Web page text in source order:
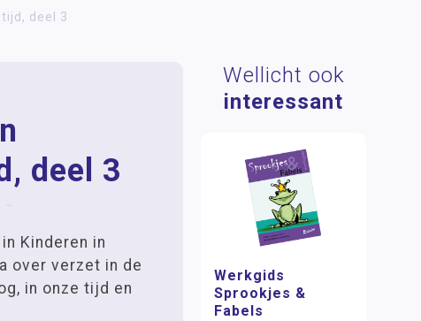
deel 3
deel 3
Kinderen in
over verzet in de
in onze tijd en
Wellicht ook
interessant
Werkgids
Sprookjes &
Fabels